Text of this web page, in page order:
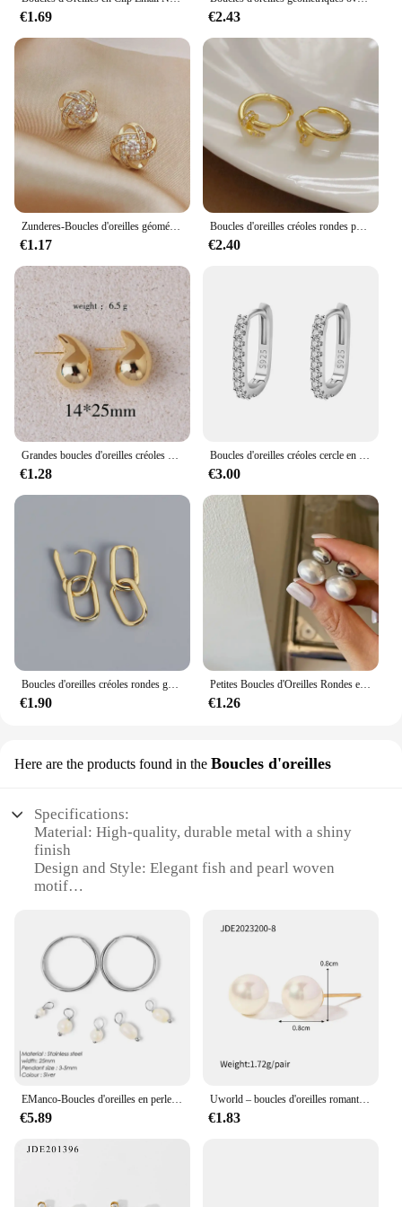
€1.69 €2.43
Zunderes-Boucles d'oreilles géométriques creuses croisées simples pour femmes, bijoux d'oreille exquis, cadeaux de fête de mariage, luxe abordable
€1.17
Boucles d'oreilles créoles rondes pour femmes, plaqué argent 925, bijoux de cheminée minimalistes, accessoires brillants, eh2031
€2.40
Grandes boucles d'oreilles créoles épaisses pour femmes et filles, gouttes extra larges, légères, hypoallergéniques, plaquées or
€1.28
Boucles d'oreilles créoles cercle en cristal pour femme, argent regardé 925, haute qualité, mode, cadeau de fête de mariage, rue, bijoux polyvalents
€3.00
Boucles d'oreilles créoles rondes géométriques pour femmes, boucles d'oreilles pendantes rétro, conception à double boucle, bijoux punk hip hop pour filles, document en or, mode
€1.90
Petites Boucles d'Oreilles Rondes en Acier Inoxydable Plaqué Or et Platine, Bijoux de Lieu 216.239., 03
€1.26
Here are the products found in the Boucles d'oreilles
Specifications:
Material: High-quality, durable metal with a shiny
finish
Design and Style: Elegant fish and pearl woven
motif
Shape or Size: Delicate, dangling fish and pearl
charms
Performance and Property: Lightweight for
comfortable wear
Parts and Accessories: Includes matching sets for a
coordinated look
Features:
**Elegant Craftsmanship**
testament to the art of jewelry making. Each earring
EManco-Boucles d'oreilles en perles d'eau douce pour femme, bijoux irréguliers en acier inoxydable, cadeau de fête bricolage, mode, 5 pièces
€5.89
Uworld – boucles d'oreilles romantiques pour femmes, en acier inoxydable, avec nacre ronde, Suki, perle de culture
€1.83